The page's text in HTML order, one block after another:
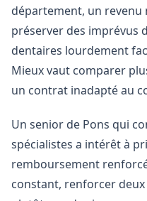
département, un revenu
préserver des imprévus
dentaires lourdement
Mieux vaut comparer
un contrat inadapté au
Un senior de Pons qui
spécialistes a intérêt à
remboursement
constant, renforcer